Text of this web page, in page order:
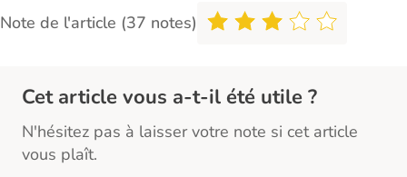
Note de l'article (37 notes)
Cet article vous a-t-il été utile ?
N'hésitez pas à laisser votre note si cet article
vous plaît.